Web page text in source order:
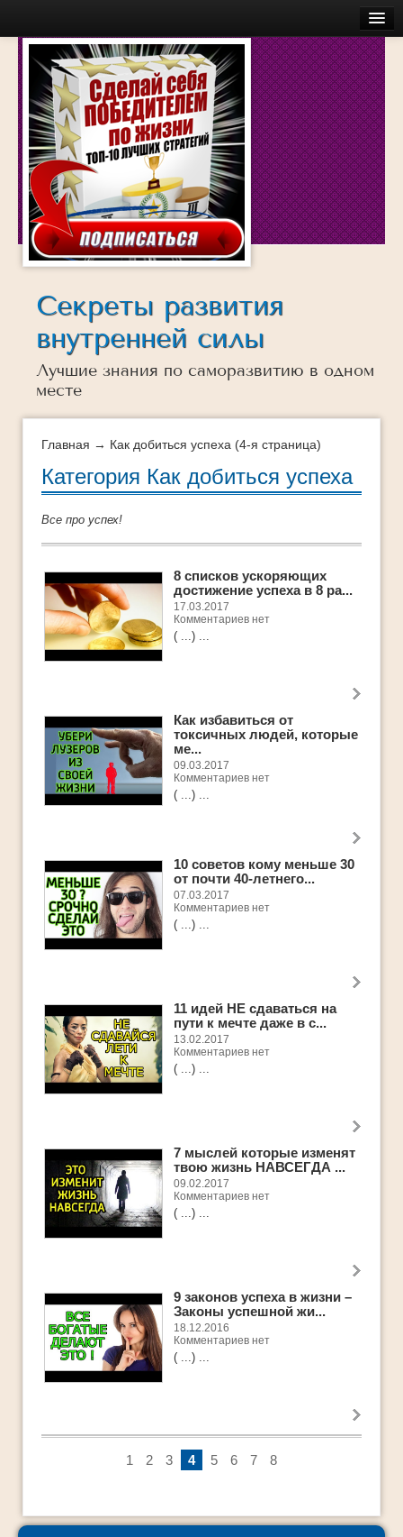
Главная
Бесплатное
Моя История
Об авторе
Обучение
Услуги
Аудио
Беседы с успешными людьми
Думай
Инсайты
Истории успеха
Как добиться успеха
ЛУЧШЕЕ
Методы стратегического успеха
Мифы успеха
Молодеть с каждым годом
Новости
Обучающее видео
Полезные книги
ТОП-10
Секреты развития
внутренней силы
Лучшие знания по саморазвитию в одном
месте
Главная → Как добиться успеха (4-я страница)
Категория Как добиться успеха
Все про успех!
8 списков ускоряющих
достижение успеха в 8 ра...
17.03.2017
Комментариев нет
( ...) ...
Как избавиться от
токсичных людей, которые
ме...
09.03.2017
Комментариев нет
( ...) ...
10 советов кому меньше 30
от почти 40-летнего...
07.03.2017
Комментариев нет
( ...) ...
11 идей НЕ сдаваться на
пути к мечте даже в с...
13.02.2017
Комментариев нет
( ...) ...
7 мыслей которые изменят
твою жизнь НАВСЕГДА ...
09.02.2017
Комментариев нет
( ...) ...
9 законов успеха в жизни –
Законы успешной жи...
18.12.2016
Комментариев нет
( ...) ...
1 2 3 4 5 6 7 8